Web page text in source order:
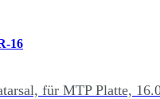
16
für MTP Platte,